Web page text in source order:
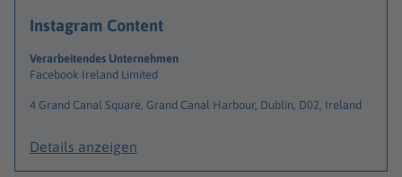
Instagram Content
Verarbeitendes Unternehmen
Facebook Ireland Limited
4 Grand Canal Square, Grand Canal Harbour, Dublin, D02, Ireland
Details anzeigen